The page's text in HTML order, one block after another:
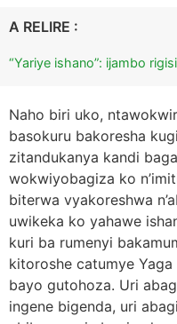
A RELIRE :
“Yariye ishano”: ijambo
Naho biri uko,
basokuru bakoresha
zitandukanya kandi
wokwiyobagiza ko
biterwa vyakoreshwa
uwikeka ko yahawe
kuri ba rumenyi
kitoroshe catumye
bayo gutohoza. Uri
ingene bigenda, uri